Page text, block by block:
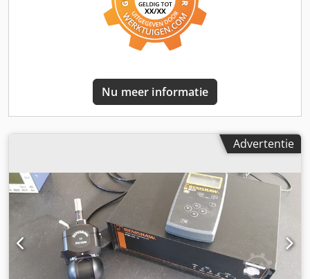
Nu meer informatie
Advertentie